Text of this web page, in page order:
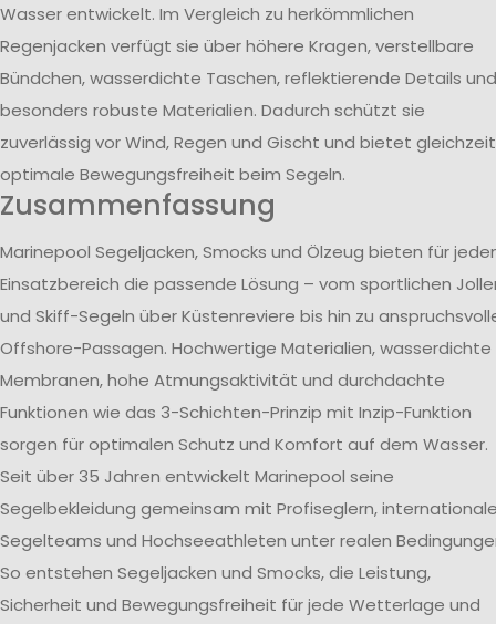
Wasser entwickelt. Im Vergleich zu herkömmlichen
Regenjacken verfügt sie über höhere Kragen, verstellbare
Bündchen, wasserdichte Taschen, reflektierende Details und
besonders robuste Materialien. Dadurch schützt sie
zuverlässig vor Wind, Regen und Gischt und bietet
optimale Bewegungsfreiheit beim Segeln.
Zusammenfassung
Marinepool Segeljacken, Smocks und Ölzeug bieten für
Einsatzbereich die passende Lösung – vom sportlichen
und Skiff-Segeln über Küstenreviere bis hin zu
Offshore-Passagen. Hochwertige Materialien, wasserdichte
Membranen, hohe Atmungsaktivität und durchdachte
Funktionen wie das 3-Schichten-Prinzip mit Inzip-Funktion
sorgen für optimalen Schutz und Komfort auf dem Wasser.
Seit über 35 Jahren entwickelt Marinepool seine
Segelbekleidung gemeinsam mit Profiseglern,
Segelteams und Hochseeathleten unter realen
So entstehen Segeljacken und Smocks, die Leistung,
Sicherheit und Bewegungsfreiheit für jede Wetterlage und